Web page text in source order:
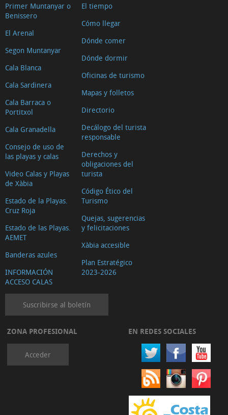
Primer Muntanyar o
Benissero
El Arenal
Segon Muntanyar
Cala Blanca
Cala Sardinera
Cala Barraca o
Portitxol
Cala Granadella
Consejo de uso de
las playas y calas
Video Calas y Playas
de Xàbia
Estado de la Playas.
Cruz Roja
Estado de las Playas.
AEMET
Banderas azules
INFORMACIÓN
ACCESO CALAS
El tiempo
Cómo llegar
Dónde comer
Dónde dormir
Oficinas de turismo
Mapas y folletos
Directorio
Decálogo del turista
responsable
Derechos y
obligaciones del
turista
Código Ético del
Turismo
Quejas, sugerencias
y felicitaciones
Xàbia accesible
Plan Estratégico
2023-2026
Suscribirse al boletín
ZONA PROFESIONAL
Acceder
EN REDES SOCIALES